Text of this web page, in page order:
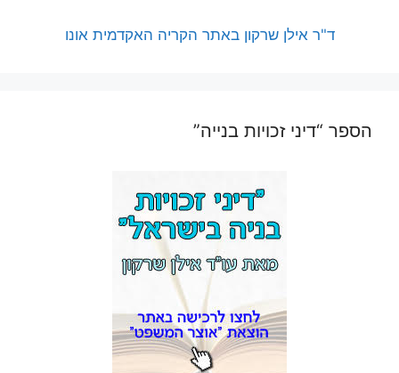
ד"ר אילן שרקון באתר הקריה האקדמית אונו
הספר “דיני זכויות בנייה”